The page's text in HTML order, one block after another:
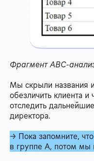
Фрагмент ABC-
Мы скрыли названия
обезличить клиента
отследить
директора.
→ Пока запомните,
в группе А, потом мы